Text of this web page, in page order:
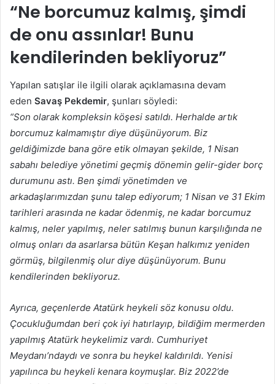
“Ne borcumuz kalmış, şimdi
de onu assınlar! Bunu
kendilerinden bekliyoruz”
Yapılan satışlar ile ilgili olarak açıklamasına devam
eden Savaş Pekdemir, şunları söyledi:
“Son olarak kompleksin köşesi satıldı. Herhalde artık
borcumuz kalmamıştır diye düşünüyorum. Biz
geldiğimizde bana göre etik olmayan şekilde, 1 Nisan
sabahı belediye yönetimi geçmiş dönemin gelir-gider borç
durumunu astı. Ben şimdi yönetimden ve
arkadaşlarımızdan şunu talep ediyorum; 1 Nisan ve 31 Ekim
tarihleri arasında ne kadar ödenmiş, ne kadar borcumuz
kalmış, neler yapılmış, neler satılmış bunun karşılığında ne
olmuş onları da asarlarsa bütün Keşan halkımız yeniden
görmüş, bilgilenmiş olur diye düşünüyorum. Bunu
kendilerinden bekliyoruz.
Ayrıca, geçenlerde Atatürk heykeli söz konusu oldu.
Çocukluğumdan beri çok iyi hatırlayıp, bildiğim mermerden
yapılmış Atatürk heykelimiz vardı. Cumhuriyet
Meydanı’ndaydı ve sonra bu heykel kaldırıldı. Yenisi
yapılınca bu heykeli kenara koymuşlar. Biz 2022’de